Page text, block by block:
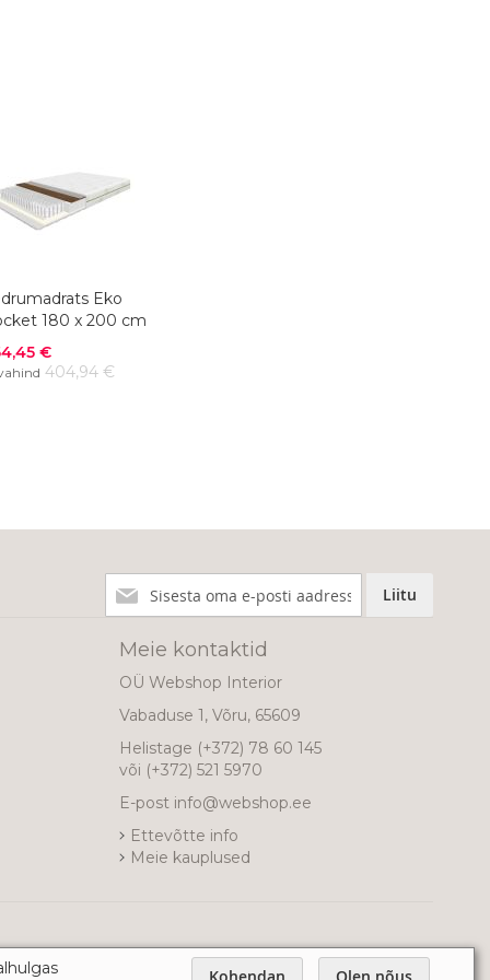
Eko
180 x 200 cm
€
404,94 €
meie
Liitu
Meie kontaktid
OÜ Webshop Interior
Vabaduse 1, Võru, 65609
Helistage (+372) 78 60 145
või (+372) 521 5970
E-post info@webshop.ee
Ettevõtte info
Meie kauplused